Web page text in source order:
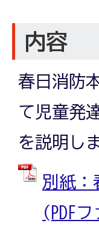
内容
春日消防
て児童発
を説明し
別紙：
(PDF